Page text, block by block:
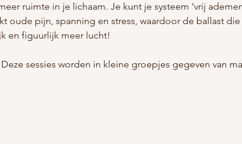
ruimte in je lichaam. Je kunt je systeem ‘vrij
oude pijn, spanning en stress, waardoor de ballast
en figuurlijk meer lucht!
sessies worden in kleine groepjes gegeven van